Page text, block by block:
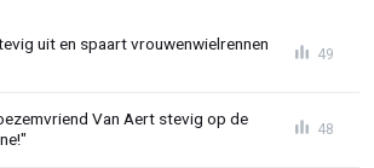
uit en spaart vrouwenwielrennen
49
Van Aert stevig op de
48